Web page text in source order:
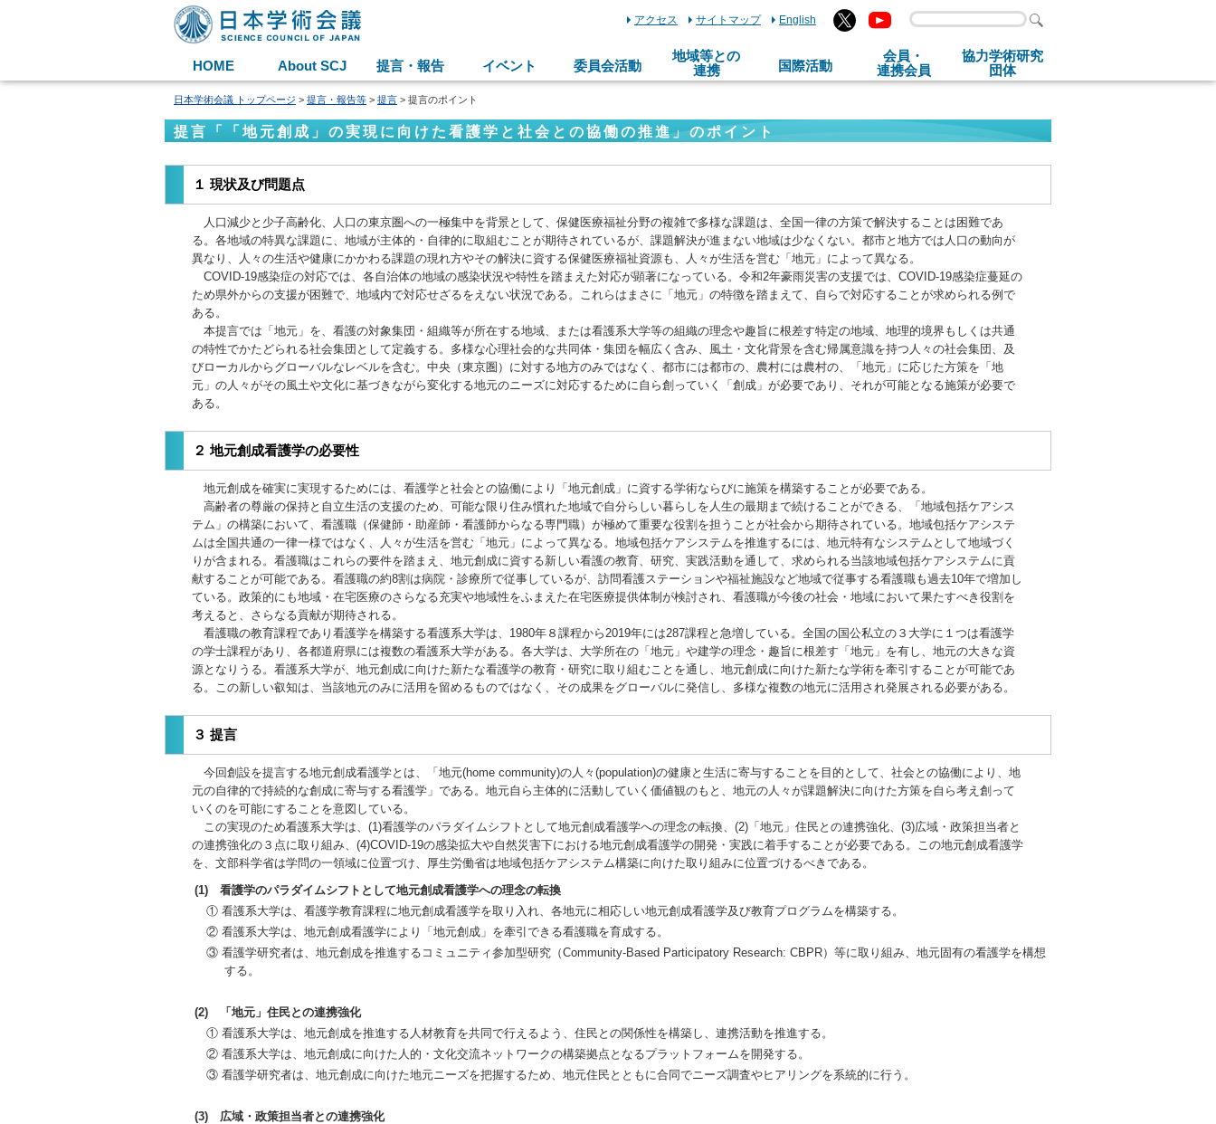
アクセス サイトマップ English
HOME About SCJ 提言・報告 イベント 委員会活動
地域等との
連携
国際活動
会員・
連携会員
協力学術研究
団体
日本学術会議 トップページ > 提言・報告等 > 提言 > 提言のポイント
提言「「地元創成」の実現に向けた看護学と社会との協働の推進」のポイント
１ 現状及び問題点
人口減少と少子高齢化、人口の東京圏への一極集中を背景として、保健医療福祉分野の複雑で多様な課題は、全国一律の方策で解決することは困難であ
る。各地域の特異な課題に、地域が主体的・自律的に取組むことが期待されているが、課題解決が進まない地域は少なくない。都市と地方では人口の動向が
異なり、人々の生活や健康にかかわる課題の現れ方やその解決に資する保健医療福祉資源も、人々が生活を営む「地元」によって異なる。
COVID-19感染症の対応では、各自治体の地域の感染状況や特性を踏まえた対応が顕著になっている。令和2年豪雨災害の支援では、COVID-19感染症蔓延の
ため県外からの支援が困難で、地域内で対応せざるをえない状況である。これらはまさに「地元」の特徴を踏まえて、自らで対応することが求められる例で
ある。
本提言では「地元」を、看護の対象集団・組織等が所在する地域、または看護系大学等の組織の理念や趣旨に根差す特定の地域、地理的境界もしくは共通
の特性でかたどられる社会集団として定義する。多様な心理社会的な共同体・集団を幅広く含み、風土・文化背景を含む帰属意識を持つ人々の社会集団、及
びローカルからグローバルなレベルを含む。中央（東京圏）に対する地方のみではなく、都市には都市の、農村には農村の、「地元」に応じた方策を「地
元」の人々がその風土や文化に基づきながら変化する地元のニーズに対応するために自ら創っていく「創成」が必要であり、それが可能となる施策が必要で
ある。
２ 地元創成看護学の必要性
地元創成を確実に実現するためには、看護学と社会との協働により「地元創成」に資する学術ならびに施策を構築することが必要である。
高齢者の尊厳の保持と自立生活の支援のため、可能な限り住み慣れた地域で自分らしい暮らしを人生の最期まで続けることができる、「地域包括ケアシス
テム」の構築において、看護職（保健師・助産師・看護師からなる専門職）が極めて重要な役割を担うことが社会から期待されている。地域包括ケアシステ
ムは全国共通の一律一様ではなく、人々が生活を営む「地元」によって異なる。地域包括ケアシステムを推進するには、地元特有なシステムとして地域づく
りが含まれる。看護職はこれらの要件を踏まえ、地元創成に資する新しい看護の教育、研究、実践活動を通して、求められる当該地域包括ケアシステムに貢
献することが可能である。看護職の約8割は病院・診療所で従事しているが、訪問看護ステーションや福祉施設など地域で従事する看護職も過去10年で増加し
ている。政策的にも地域・在宅医療のさらなる充実や地域性をふまえた在宅医療提供体制が検討され、看護職が今後の社会・地域において果たすべき役割を
考えると、さらなる貢献が期待される。
看護職の教育課程であり看護学を構築する看護系大学は、1980年８課程から2019年には287課程と急増している。全国の国公私立の３大学に１つは看護学
の学士課程があり、各都道府県には複数の看護系大学がある。各大学は、大学所在の「地元」や建学の理念・趣旨に根差す「地元」を有し、地元の大きな資
源となりうる。看護系大学が、地元創成に向けた新たな看護学の教育・研究に取り組むことを通し、地元創成に向けた新たな学術を牽引することが可能であ
る。この新しい叡知は、当該地元のみに活用を留めるものではなく、その成果をグローバルに発信し、多様な複数の地元に活用され発展される必要がある。
３ 提言
今回創設を提言する地元創成看護学とは、「地元(home community)の人々(population)の健康と生活に寄与することを目的として、社会との協働により、地
元の自律的で持続的な創成に寄与する看護学」である。地元自ら主体的に活動していく価値観のもと、地元の人々が課題解決に向けた方策を自ら考え創って
いくのを可能にすることを意図している。
この実現のため看護系大学は、(1)看護学のパラダイムシフトとして地元創成看護学への理念の転換、(2)「地元」住民との連携強化、(3)広域・政策担当者と
の連携強化の３点に取り組み、(4)COVID-19の感染拡大や自然災害下における地元創成看護学の開発・実践に着手することが必要である。この地元創成看護学
を、文部科学省は学問の一領域に位置づけ、厚生労働省は地域包括ケアシステム構築に向けた取り組みに位置づけるべきである。
(1) 看護学のパラダイムシフトとして地元創成看護学への理念の転換
① 看護系大学は、看護学教育課程に地元創成看護学を取り入れ、各地元に相応しい地元創成看護学及び教育プログラムを構築する。
② 看護系大学は、地元創成看護学により「地元創成」を牽引できる看護職を育成する。
③ 看護学研究者は、地元創成を推進するコミュニティ参加型研究（Community-Based Participatory Research: CBPR）等に取り組み、地元固有の看護学を構想
する。
(2) 「地元」住民との連携強化
① 看護系大学は、地元創成を推進する人材教育を共同で行えるよう、住民との関係性を構築し、連携活動を推進する。
② 看護系大学は、地元創成に向けた人的・文化交流ネットワークの構築拠点となるプラットフォームを開発する。
③ 看護学研究者は、地元創成に向けた地元ニーズを把握するため、地元住民とともに合同でニーズ調査やヒアリングを系統的に行う。
(3) 広域・政策担当者との連携強化